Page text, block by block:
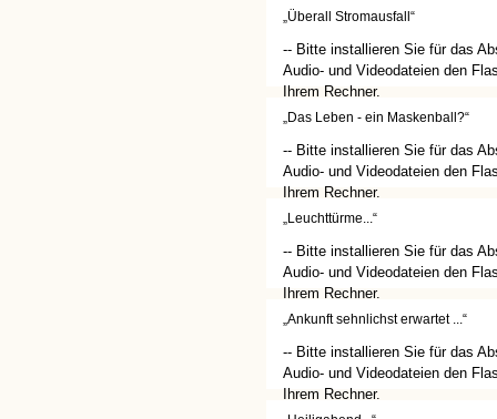
(http://get.adobe.com/de/
„Überall Stromausfall“
-- Bitte installieren Sie für das
Audio- und Videodateien den
Ihrem Rechner.
(http://get.adobe.com/de/
„Das Leben - ein Maskenball?“
-- Bitte installieren Sie für das
Audio- und Videodateien den
Ihrem Rechner.
(http://get.adobe.com/de/
„Leuchttürme...“
-- Bitte installieren Sie für das
Audio- und Videodateien den
Ihrem Rechner.
(http://get.adobe.com/de/
„Ankunft sehnlichst erwartet ...“
-- Bitte installieren Sie für das
Audio- und Videodateien den
Ihrem Rechner.
(http://get.adobe.com/de/